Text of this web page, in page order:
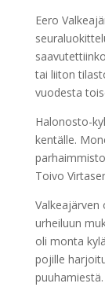
Eero
tai liiton
vuodesta
Halonosto-
kentälle.
Toivo
urheiluun
oli monta
pojille